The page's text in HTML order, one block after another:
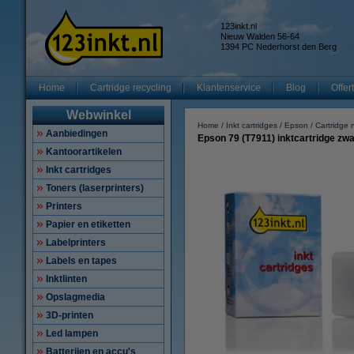
123inkt.nl
Nieuw Walden 56-64
1394 PC Nederhorst den Berg
Home Cartridge recycling Klantenservice Blog
Webwinkel
Aanbiedingen
Kantoorartikelen
Inkt cartridges
Toners (laserprinters)
Printers
Papier en etiketten
Labelprinters
Labels en tapes
Inktlinten
Opslagmedia
3D-printen
Led lampen
Batterijen en accu's
Home Inkt cartridges Epson Cartridge
Epson 79 (T7911) inktcartridge